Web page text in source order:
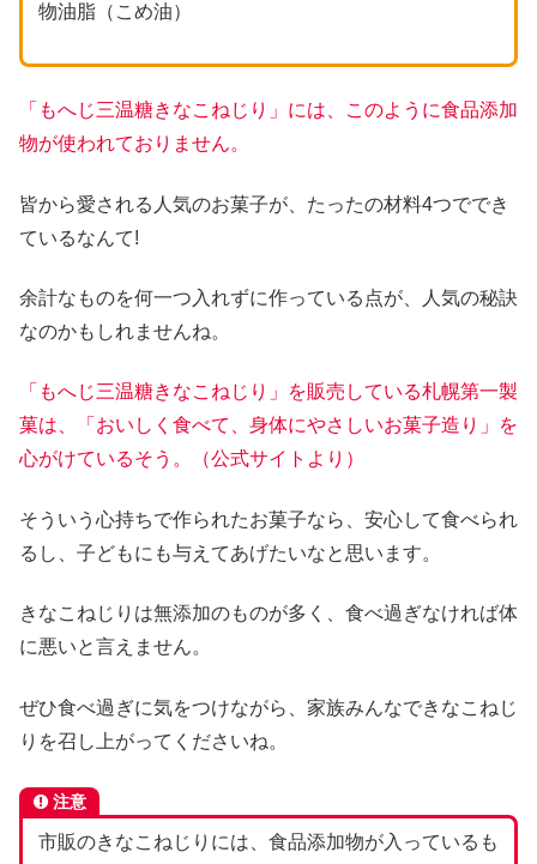
物油脂（こめ油）
「もへじ三温糖きなこねじり」には、このように食品添加
物が使われておりません。
皆から愛される人気のお菓子が、たったの材料4つででき
ているなんて!
余計なものを何一つ入れずに作っている点が、人気の秘訣
なのかもしれませんね。
「もへじ三温糖きなこねじり」を販売している札幌第一製
菓は、「おいしく食べて、身体にやさしいお菓子造り」を
心がけているそう。（公式サイトより）
そういう心持ちで作られたお菓子なら、安心して食べられ
るし、子どもにも与えてあげたいなと思います。
きなこねじりは無添加のものが多く、食べ過ぎなければ体
に悪いと言えません。
ぜひ食べ過ぎに気をつけながら、家族みんなできなこねじ
りを召し上がってくださいね。
注意
市販のきなこねじりには、食品添加物が入っているも